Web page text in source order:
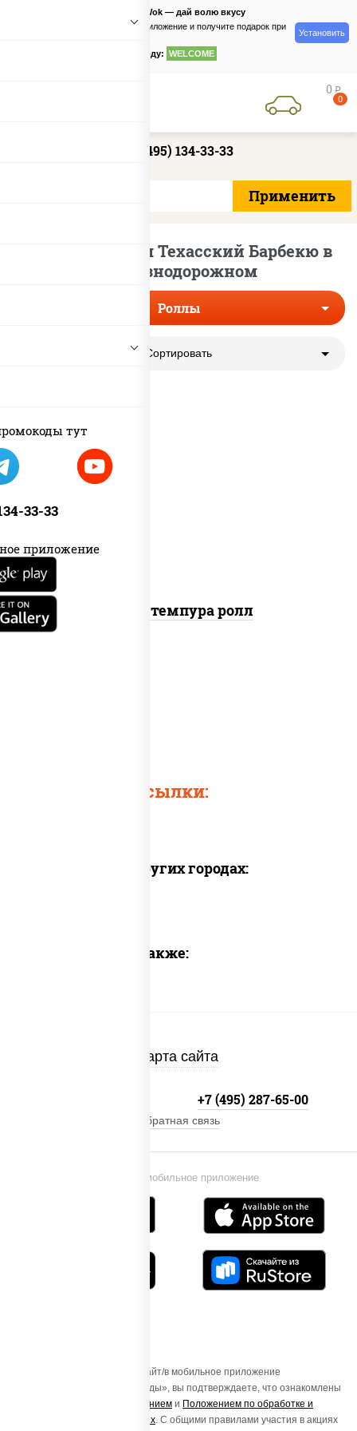
тут
33-33
приложение
PizzaSushiWok — дай волю вкусу
Скачайте приложение и получите подарок при
по промокоду: WELCOME
Установить
0 руб
0
+7 (495) 134-33-33
Роллы с соусом Техасский Барбекю в
Железнодорожном
Роллы
Сортировать
рис, нори, бекон, соус "техасский
Бекон темпура ролл
Быстрые ссылки:
Доставка в других городах:
Предлагаем также:
Карта сайта
Установи мобильное приложение
+7 (495) 287-65-00
Обратная связь
Осуществляя вход на этот Сайт/в мобильное приложение
«ПиццаСушиВок - доставка еды», вы подтверждаете, что ознакомлены
Пользовательским соглашением и Положением по обработке и
защите персональных данных. С общими правилами участия в акциях